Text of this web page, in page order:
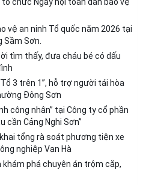
vệ an ninh Tổ quốc năm 2026 tại
Sầm Sơn.
tìm thấy, đưa cháu bé có dấu
3 trên 1”, hỗ trợ người tái hòa
Đông Sơn
công nhân” tại Công ty cổ phần
cần Cảng Nghi Sơn”
tổng rà soát phương tiện xe
nghiệp Vạn Hà
phá chuyên án trộm cắp,